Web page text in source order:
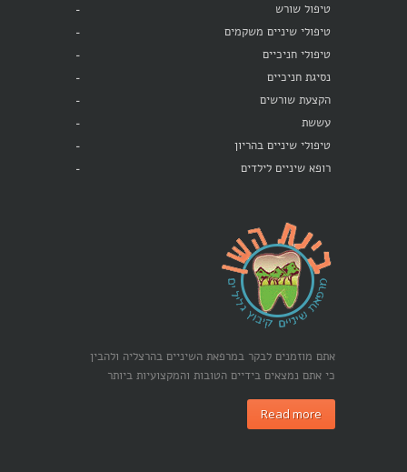
טיפול שורש
טיפולי שיניים משקמים
טיפולי חניכיים
נסיגת חניכיים
הקצעת שורשים
עששת
טיפולי שיניים בהריון
רופא שיניים לילדים
אתם מוזמנים לבקר במרפאת השיניים בהרצליה ולהבין
כי אתם נמצאים בידיים הטובות והמקצועיות ביותר
Read more